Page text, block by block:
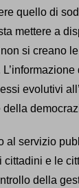
quello di
mettere a
si creano
evolutivi
della
al servizio
cittadini e le
della